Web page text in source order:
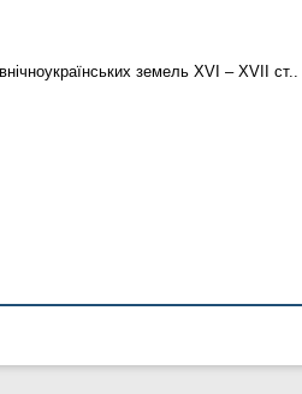
земель ХVI – XVII ст..